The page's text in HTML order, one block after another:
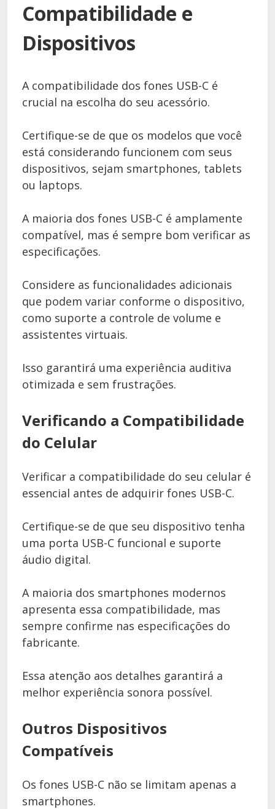
Compatibilidade e
Dispositivos
A compatibilidade dos fones USB-C é
crucial na escolha do seu acessório.
Certifique-se de que os modelos que você
está considerando funcionem com seus
dispositivos, sejam smartphones, tablets
ou laptops.
A maioria dos fones USB-C é amplamente
compatível, mas é sempre bom verificar as
especificações.
Considere as funcionalidades adicionais
que podem variar conforme o dispositivo,
como suporte a controle de volume e
assistentes virtuais.
Isso garantirá uma experiência auditiva
otimizada e sem frustrações.
Verificando a Compatibilidade
do Celular
Verificar a compatibilidade do seu celular é
essencial antes de adquirir fones USB-C.
Certifique-se de que seu dispositivo tenha
uma porta USB-C funcional e suporte
áudio digital.
A maioria dos smartphones modernos
apresenta essa compatibilidade, mas
sempre confirme nas especificações do
fabricante.
Essa atenção aos detalhes garantirá a
melhor experiência sonora possível.
Outros Dispositivos
Compatíveis
Os fones USB-C não se limitam apenas a
smartphones.